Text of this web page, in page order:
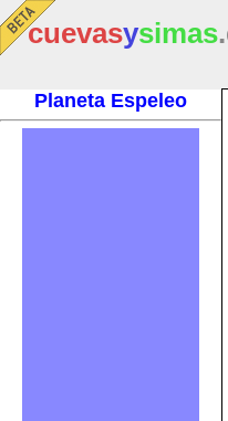
cuevasysimas
Planeta Espeleo